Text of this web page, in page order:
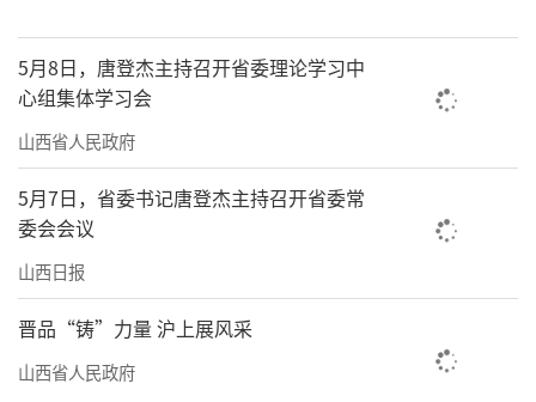
遗保护提供了操作路径和有力保障。
6月26日，省文旅厅组织省直相关单位召开
了非遗工作座谈会，现场与会代表观看了传承
人的项目展示，与传承人交流了心得体会，就
相关部门如何支持非遗传承发展进行了讨论。
交城传统堆绫艺术省级代表性传承人、年轻的
张姣丽侃侃而谈：“平时我们囿于工作室，专
心搞创作，听了省农业农村厅、省教育厅等单
位同志的发言，才了解到非遗有许多资金、宣
5月8日，唐登杰主持召开省委理论学习中
心组集体学习会
山西省人民政府
5月7日，省委书记唐登杰主持召开省委常
委会会议
山西日报
晋品“铸”力量 沪上展风采
山西省人民政府